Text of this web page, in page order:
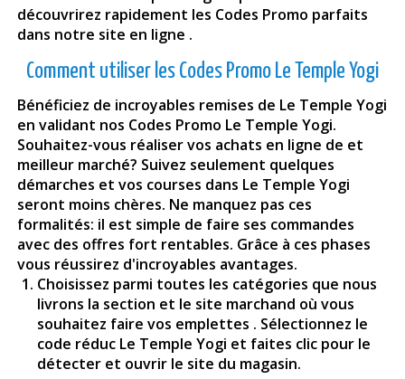
découvrirez rapidement les Codes Promo parfaits
dans notre site en ligne .
Comment utiliser les Codes Promo Le Temple Yogi
Bénéficiez de incroyables remises de Le Temple Yogi
en validant nos Codes Promo Le Temple Yogi.
Souhaitez-vous réaliser vos achats en ligne de et
meilleur marché? Suivez seulement quelques
démarches et vos courses dans Le Temple Yogi
seront moins chères. Ne manquez pas ces
formalités: il est simple de faire ses commandes
avec des offres fort rentables. Grâce à ces phases
vous réussirez d'incroyables avantages.
Choisissez parmi toutes les catégories que nous
livrons la section et le site marchand où vous
souhaitez faire vos emplettes . Sélectionnez le
code réduc Le Temple Yogi et faites clic pour le
détecter et ouvrir le site du magasin.